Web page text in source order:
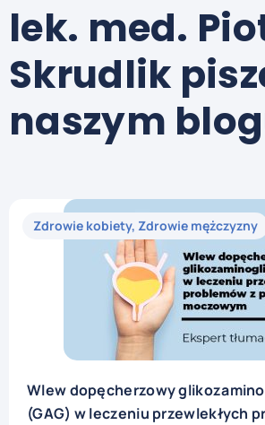
lek. med.
Skrudlik
naszym
Zdrowie kobiety, Zdrowie mężczyzny
Wlew dopęcherzowy
(GAG) w leczeniu przewlekłych